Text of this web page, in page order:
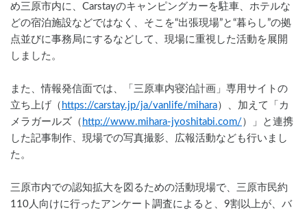
め三原市内に、Carstayのキャンピングカーを駐車、ホテルな
どの宿泊施設などではなく、そこを“出張現場”と“暮らし”の拠
点並びに事務局にするなどして、現場に重視した活動を展開
しました。
また、情報発信面では、「三原車内寝泊計画」専用サイトの
立ち上げ（ https://carstay.jp/ja/vanlife/mihara）、加えて「カ
メラガールズ（ http://www.mihara-jyoshitabi.com/）」と連携
した記事制作、現場での写真撮影、広報活動なども行いまし
た。
三原市内での認知拡大を図るための活動現場で、三原市民約
110人向けに行ったアンケート調査によると、9割以上が、バ